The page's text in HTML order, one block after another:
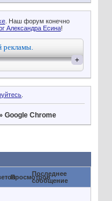
. Наш форум конечно
Александра Есина!
+
.
Google Chrome
ПросмотровПоследнее
сообщение